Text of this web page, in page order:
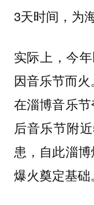
3天时间，为
实际上，今
因音乐节而
在淄博音乐
后音乐节附
患，自此淄
爆火奠定基础。